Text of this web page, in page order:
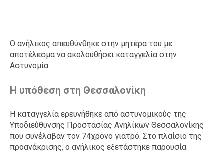
Ο ανήλικος απευθύνθηκε στην μητέρα του με
αποτέλεσμα να ακολουθήσει καταγγελία στην
Αστυνομία.
Η υπόθεση στη Θεσσαλονίκη
Η καταγγελία ερευνήθηκε από αστυνομικούς της
Υποδιεύθυνσης Προστασίας Ανηλίκων Θεσσαλονίκης
που συνέλαβαν τον 74χρονο γιατρό. Στο πλαίσιο της
προανάκρισης, ο ανήλικος εξετάστηκε παρουσία